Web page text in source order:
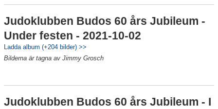
Judoklubben Budos 60 års Jubileum -
Under festen - 2021-10-02
Ladda album (+204 bilder) >>
Bilderna är tagna av Jimmy Grosch
Judoklubben Budos 60 års Jubileum - I